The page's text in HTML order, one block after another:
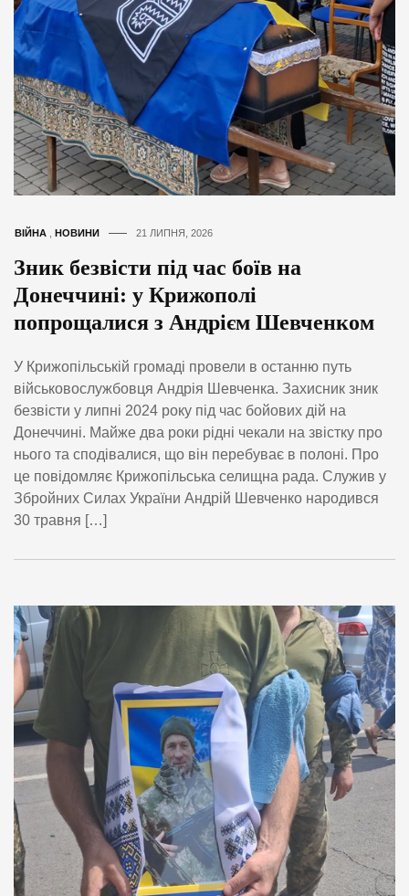
ВІЙНА НОВИНИ 21 ЛИПНЯ, 2026
Зник безвісти під час боїв на
Донеччині: у Крижополі
попрощалися з Андрієм Шевченком
У Крижопільській громаді провели в останню путь
військовослужбовця Андрія Шевченка. Захисник зник
безвісти у липні 2024 року під час бойових дій на
Донеччині. Майже два роки рідні чекали на звістку про
нього та сподівалися, що він перебуває в полоні. Про
це повідомляє Крижопільська селищна рада. Служив у
Збройних Силах України Андрій Шевченко народився
30 травня […]